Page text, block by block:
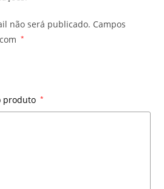
não será publicado. Campos
*
produto *